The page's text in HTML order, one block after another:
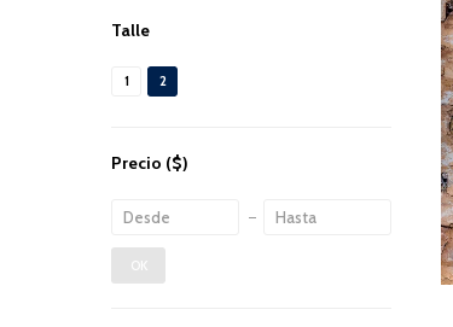
Talle
1 2
Precio ($)
OK